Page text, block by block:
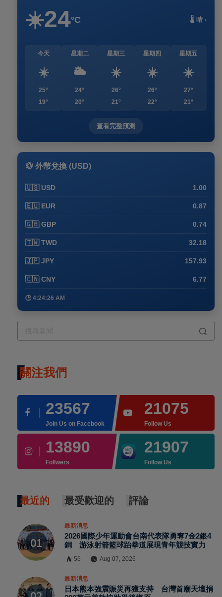
☀️24°C 🌡️ 晴 ›
今天
☀️
25°
19°
星期二
🌥️
24°
20°
星期三
☀️
26°
21°
星期四
☀️
26°
22°
星期五
☀️
27°
21°
查看完整預測
💱 外幣兌換 (USD)
🇺🇸 USD 1.00
🇪🇺 EUR 0.87
🇬🇧 GBP 0.74
🇹🇼 TWD 32.18
🇯🇵 JPY 157.93
🇨🇳 CNY 6.77
🕒 4:24:36 AM
關注我們
23567
Join Us on Facebook
21075
Follow Us
13890
Follwers
21907
Follow Us
最近的 最受歡迎的 評論
最新消息
2026國際少年運動會台南代表隊勇奪7金2銀4
銅 游泳射箭籃球跆拳道展現青年競技實力
56 Aug 07, 2026
最新消息
日本熊本強震賑災再獲支持 台灣首廟天壇捐
×